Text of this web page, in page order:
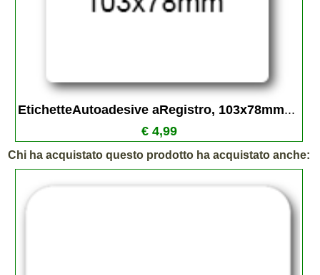
EtichetteAutoadesive aRegistro, 103x78mm...
€ 4,99
Chi ha acquistato questo prodotto ha acquistato anche: